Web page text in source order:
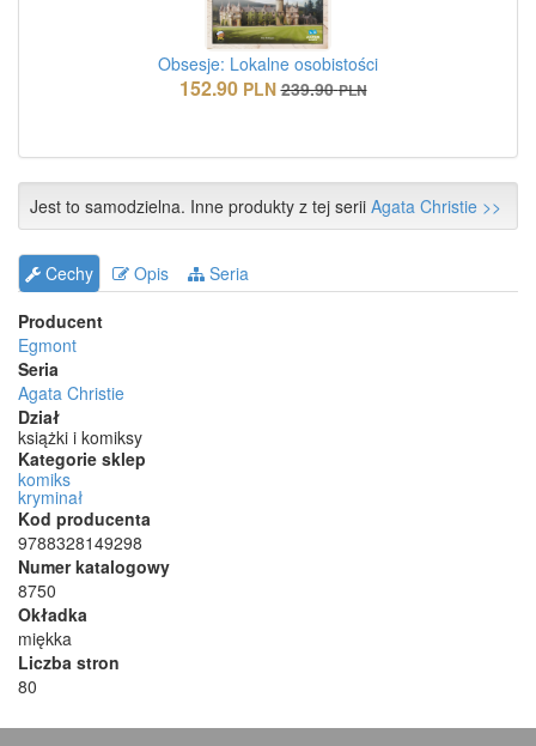
Obsesje: Lokalne osobistości
152.90 PLN 239.90 PLN
Jest to samodzielna. Inne produkty z tej serii Agata Christie >>
Cechy Opis
Seria
Producent
Egmont
Seria
Agata Christie
Dział
książki i komiksy
Kategorie sklep
komiks
kryminał
Kod producenta
9788328149298
Numer katalogowy
8750
Okładka
miękka
Liczba stron
80